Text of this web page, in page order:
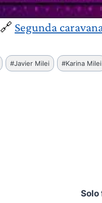
🔗 Segunda
#Javier Milei #Karina Milei
Solo